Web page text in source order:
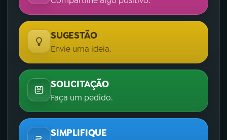
SUGESTÃO
Envie uma ideia.
SOLICITAÇÃO
Faça um pedido.
SIMPLIFIQUE